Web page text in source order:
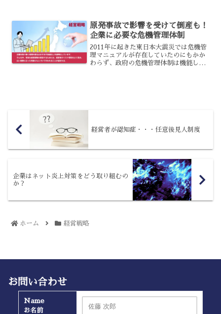
う。そういった人でも、安...
原発事故で影響を受けて倒産も！
企業に必要な危機管理体制
2011年に起きた東日本大震災では危機管
理マニュアルが存在していたのにもかか
わらず、政府の危機管理体制は機能しま
経営者が認知症・・・任意後見人制度
企業はネット炎上対策をどう取り組むの
か？
ホーム 経営戦略
お問い合わせ
Name
お名前